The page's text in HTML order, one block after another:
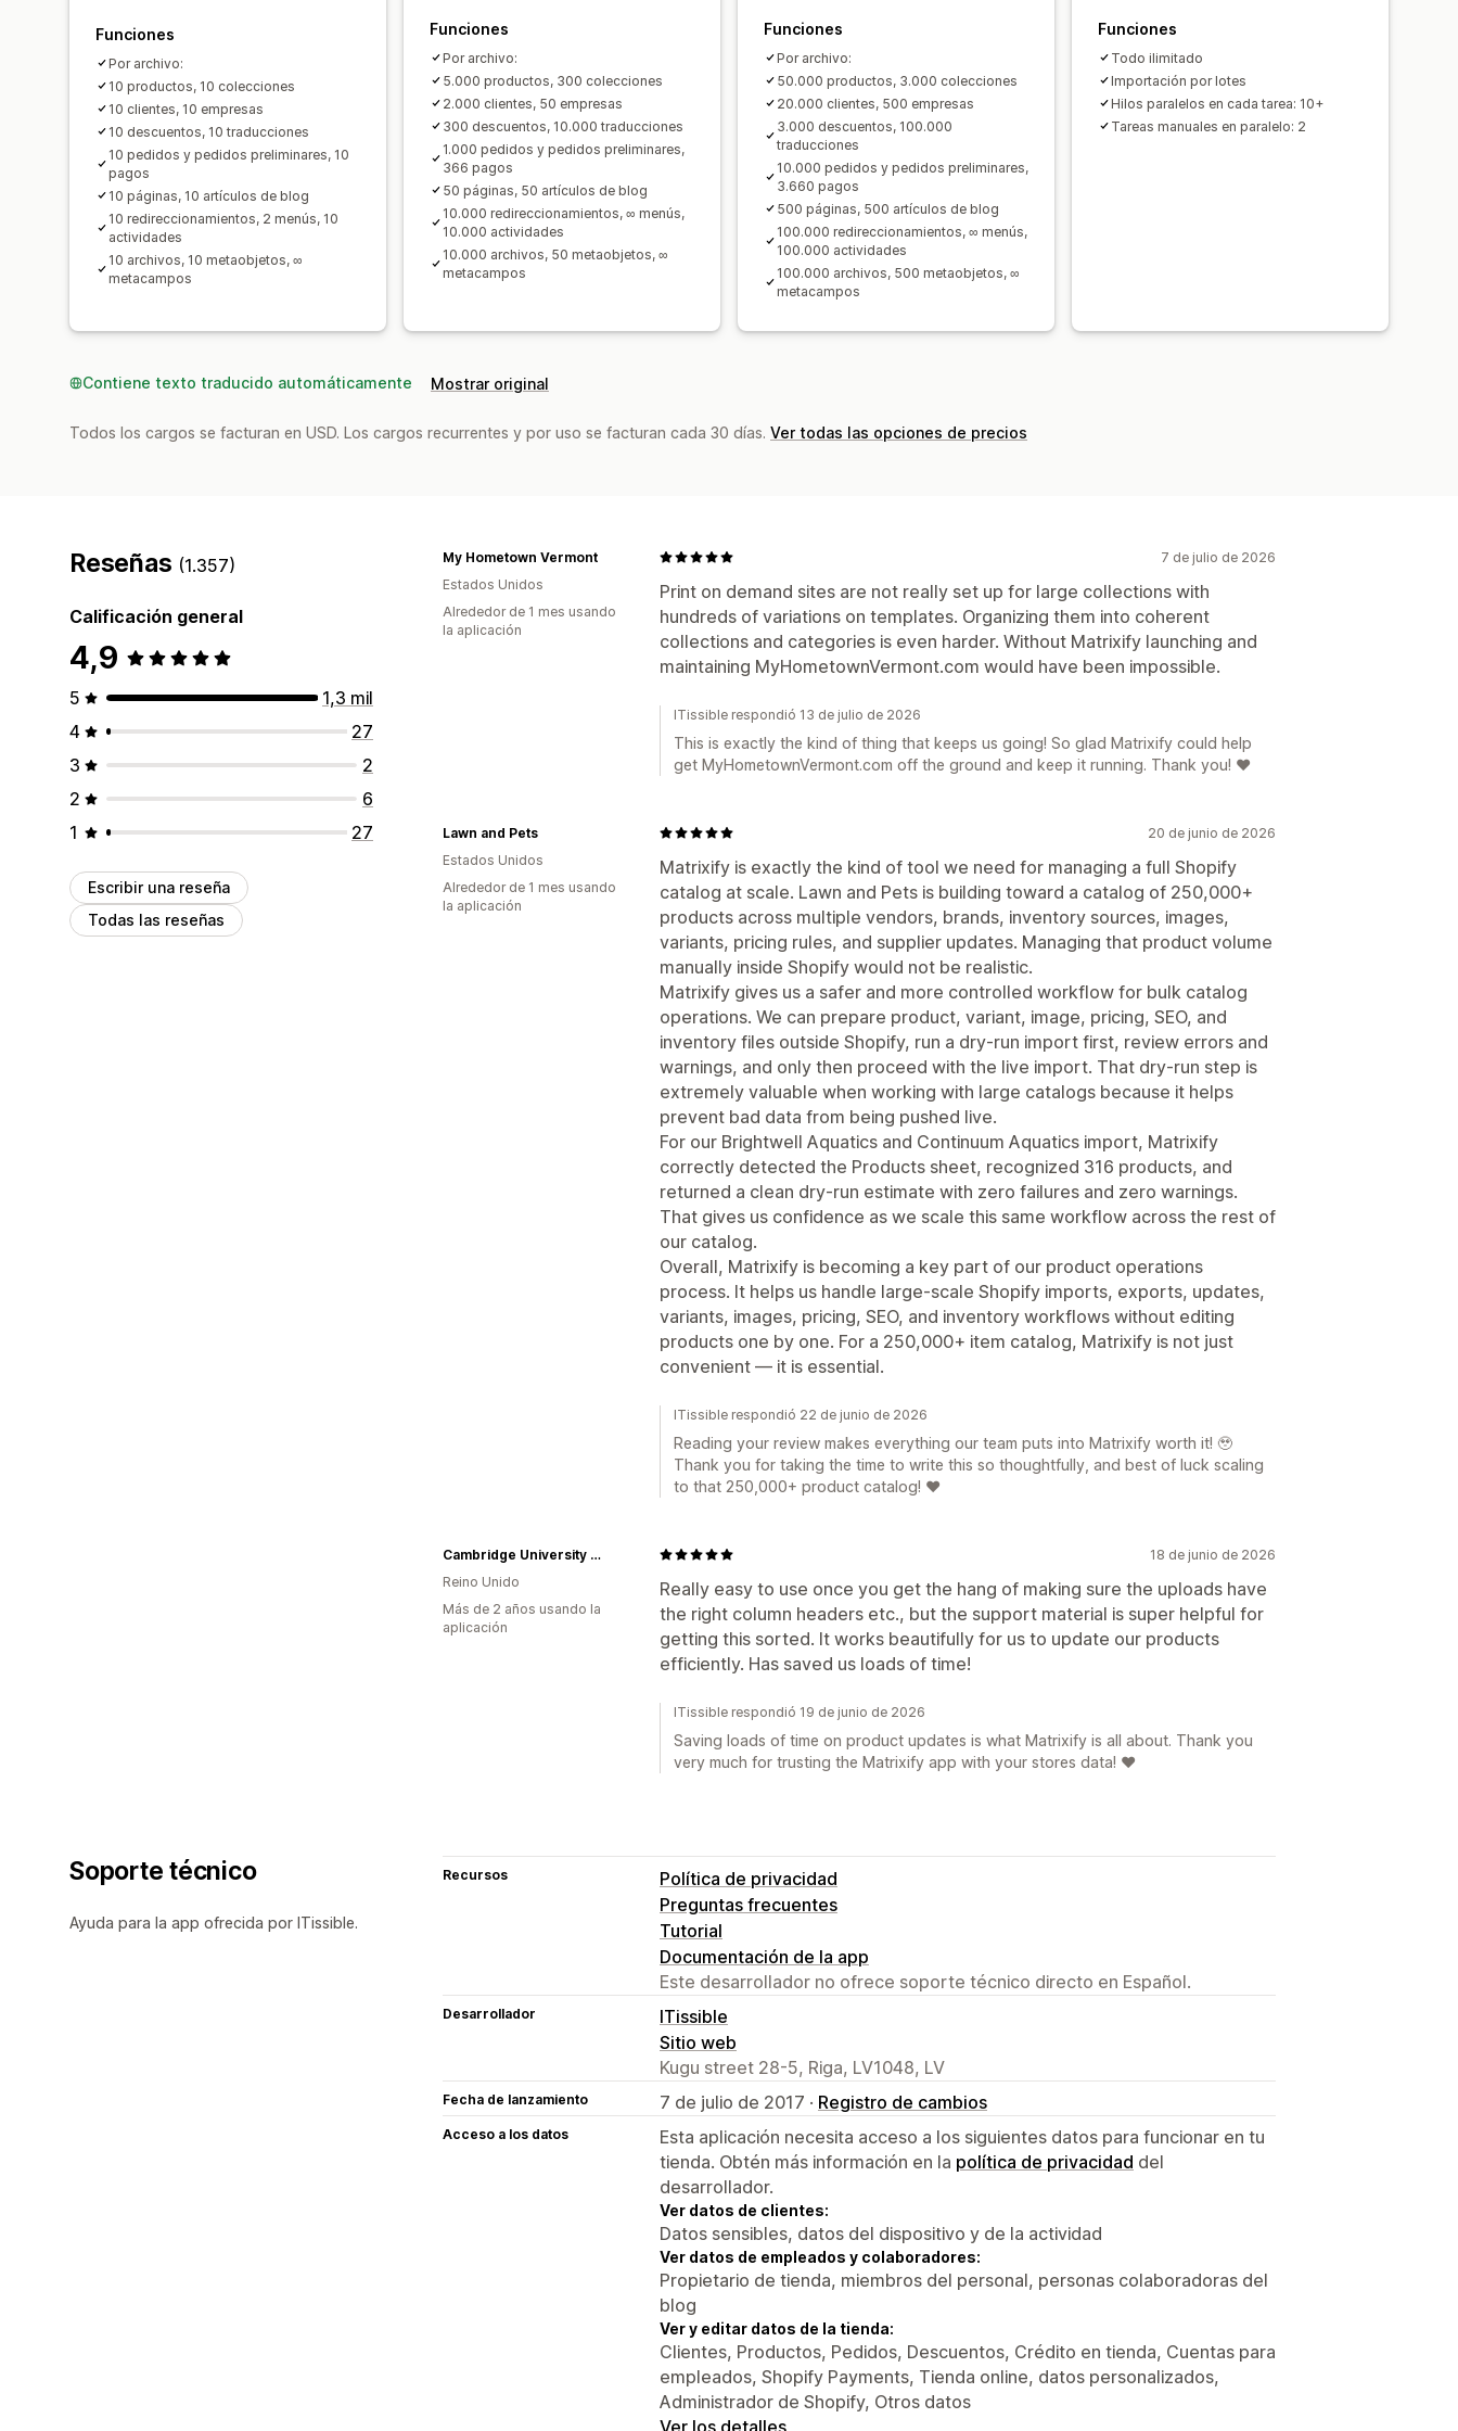
Funciones
Por archivo:
10 productos, 10 colecciones
10 clientes, 10 empresas
10 descuentos, 10 traducciones
10 pedidos y pedidos preliminares, 10
pagos
10 páginas, 10 artículos de blog
10 redireccionamientos, 2 menús, 10
actividades
10 archivos, 10 metaobjetos, ∞
metacampos
Funciones
Por archivo:
5.000 productos, 300 colecciones
2.000 clientes, 50 empresas
300 descuentos, 10.000 traducciones
1.000 pedidos y pedidos preliminares,
366 pagos
50 páginas, 50 artículos de blog
10.000 redireccionamientos, ∞ menús,
10.000 actividades
10.000 archivos, 50 metaobjetos, ∞
metacampos
Funciones
Por archivo:
50.000 productos, 3.000 colecciones
20.000 clientes, 500 empresas
3.000 descuentos, 100.000
traducciones
10.000 pedidos y pedidos preliminares,
3.660 pagos
500 páginas, 500 artículos de blog
100.000 redireccionamientos, ∞ menús,
100.000 actividades
100.000 archivos, 500 metaobjetos, ∞
metacampos
Funciones
Todo ilimitado
Importación por lotes
Hilos paralelos en cada tarea: 10+
Tareas manuales en paralelo: 2
Contiene texto traducido automáticamente Mostrar original
Todos los cargos se facturan en USD. Los cargos recurrentes y por uso se facturan cada 30 días. Ver todas las opciones de precios
Reseñas (1.357)
Calificación general
4,9
5
1,3 mil
4
27
3
2
2
6
1
27
Escribir una reseña
Todas las reseñas
7 de julio de 2026
Print on demand sites are not really set up for large collections with
hundreds of variations on templates. Organizing them into coherent
collections and categories is even harder. Without Matrixify launching and
maintaining MyHometownVermont.com would have been impossible.
My Hometown Vermont
Estados Unidos
Alrededor de 1 mes usando
la aplicación
ITissible respondió 13 de julio de 2026
This is exactly the kind of thing that keeps us going! So glad Matrixify could help
get MyHometownVermont.com off the ground and keep it running. Thank you! ❤️
20 de junio de 2026
Matrixify is exactly the kind of tool we need for managing a full Shopify
catalog at scale. Lawn and Pets is building toward a catalog of 250,000+
products across multiple vendors, brands, inventory sources, images,
variants, pricing rules, and supplier updates. Managing that product volume
manually inside Shopify would not be realistic.
Matrixify gives us a safer and more controlled workflow for bulk catalog
operations. We can prepare product, variant, image, pricing, SEO, and
inventory files outside Shopify, run a dry-run import first, review errors and
warnings, and only then proceed with the live import. That dry-run step is
extremely valuable when working with large catalogs because it helps
prevent bad data from being pushed live.
For our Brightwell Aquatics and Continuum Aquatics import, Matrixify
correctly detected the Products sheet, recognized 316 products, and
returned a clean dry-run estimate with zero failures and zero warnings.
That gives us confidence as we scale this same workflow across the rest of
our catalog.
Overall, Matrixify is becoming a key part of our product operations
process. It helps us handle large-scale Shopify imports, exports, updates,
variants, images, pricing, SEO, and inventory workflows without editing
products one by one. For a 250,000+ item catalog, Matrixify is not just
convenient — it is essential.
Lawn and Pets
Estados Unidos
Alrededor de 1 mes usando
la aplicación
ITissible respondió 22 de junio de 2026
Reading your review makes everything our team puts into Matrixify worth it! 🥹
Thank you for taking the time to write this so thoughtfully, and best of luck scaling
to that 250,000+ product catalog! ❤️
18 de junio de 2026
Really easy to use once you get the hang of making sure the uploads have
the right column headers etc., but the support material is super helpful for
getting this sorted. It works beautifully for us to update our products
efficiently. Has saved us loads of time!
Cambridge University Press Bookshop
Reino Unido
Más de 2 años usando la
aplicación
ITissible respondió 19 de junio de 2026
Saving loads of time on product updates is what Matrixify is all about. Thank you
very much for trusting the Matrixify app with your stores data! ❤️
Soporte técnico
Ayuda para la app ofrecida por ITissible.
Recursos
Política de privacidad
Preguntas frecuentes
Tutorial
Documentación de la app
Este desarrollador no ofrece soporte técnico directo en Español.
Desarrollador
ITissible
Sitio web
Kugu street 28-5, Riga, LV1048, LV
Fecha de lanzamiento 7 de julio de 2017 · Registro de cambios
Acceso a los datos
Esta aplicación necesita acceso a los siguientes datos para funcionar en tu
tienda. Obtén más información en la política de privacidad del
desarrollador.
Ver datos de clientes:
Datos sensibles, datos del dispositivo y de la actividad
Ver datos de empleados y colaboradores:
Propietario de tienda, miembros del personal, personas colaboradoras del
blog
Ver y editar datos de la tienda:
Clientes, Productos, Pedidos, Descuentos, Crédito en tienda, Cuentas para
empleados, Shopify Payments, Tienda online, datos personalizados,
Administrador de Shopify, Otros datos
Ver los detalles